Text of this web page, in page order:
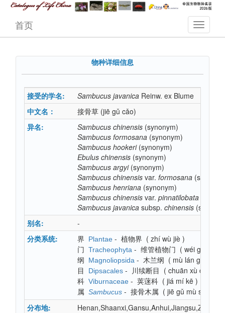
首页
物种详细信息
接受的学名: Sambucus javanica Reinw. ex Blume
中文名：
接骨草 (jiē gǔ cǎo)
异名:
Sambucus chinensis (synonym)
Sambucus formosana (synonym)
Sambucus hookeri(synonym)
Ebulus chinensis (synonym)
Sambucus argyi(synonym)
Sambucus chinensis var. formosana
Sambucus henriana (synonym)
Sambucus chinensis var. pinnatilobata
Sambucus javanica subsp. chinensis
别名:
-
分类系统:
界 Plantae - 植物界 ( zhí wù jiè )
门 Tracheophyta - 维管植物门 ( wéi guǎn
纲
Magnoliopsida - 木兰纲 ( mù lán gāng
目
Dipsacales - 川续断目 ( chuān xù duàn
科 Viburnaceae - 荚蒾科 ( jiá mí kē )
属 Sambucus - 接骨木属 ( jiē gǔ mù shǔ
分布地: